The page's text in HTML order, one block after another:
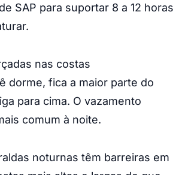
SAP para suportar 8 a 12 horas
nas costas
dorme, fica a maior parte do
para cima. O vazamento
comum à noite.
noturnas têm barreiras em